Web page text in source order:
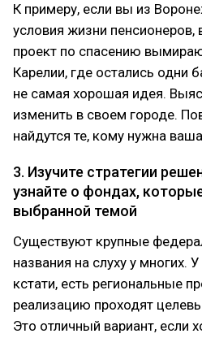
К примеру, если вы из
условия жизни пенсионеров,
проект по спасению
Карелии, где остались одни
не самая хорошая идея.
изменить в своем городе.
найдутся те, кому нужна
3. Изучите стратегии
узнайте о фондах,
выбранной темой
Существуют крупные
названия на слуху у многих.
кстати, есть региональные
реализацию проходят
Это отличный вариант, если